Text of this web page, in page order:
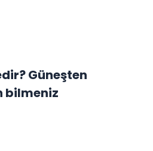
Güneşten
bilmeniz